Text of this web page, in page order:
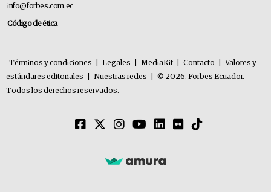
info@forbes.com.ec
Código de ética
Términos y condiciones Legales MediaKit Contacto
Valores y
estándares editoriales
Nuestras redes
© 2026. Forbes Ecuador.
Todos los derechos reservados.